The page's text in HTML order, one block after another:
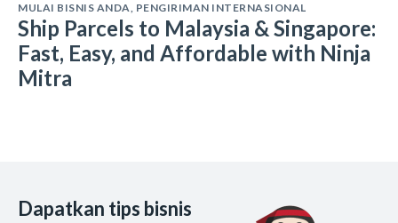
MULAI BISNIS ANDA, PENGIRIMAN INTERNASIONAL
Ship Parcels to Malaysia & Singapore:
Fast, Easy, and Affordable with Ninja
Mitra
Dapatkan tips bisnis